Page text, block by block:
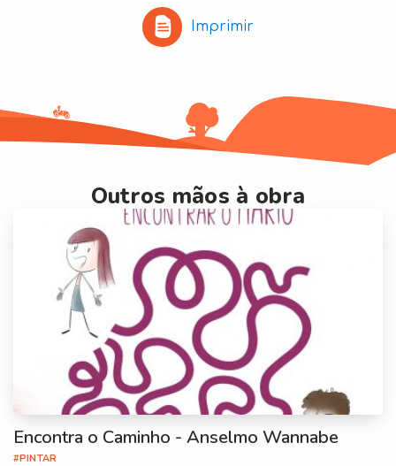
Imprimir
Outros mãos à obra
Encontra o Caminho - Anselmo Wannabe
#PINTAR